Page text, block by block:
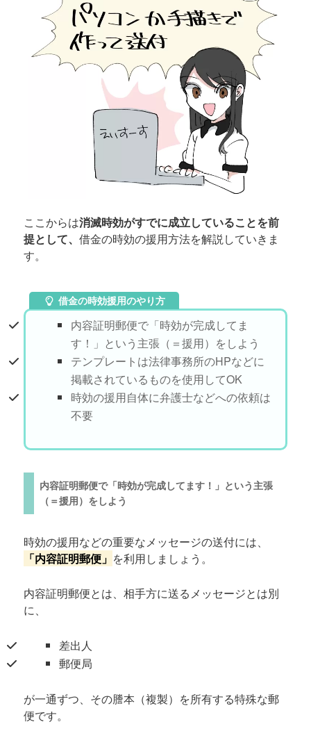
ここからは消滅時効がすでに成立していることを前
提として、借金の時効の援用方法を解説していきま
す。
借金の時効援用のやり方
内容証明郵便で「時効が完成してま
す！」という主張（＝援用）をしよう
テンプレートは法律事務所のHPなどに
掲載されているものを使用してOK
時効の援用自体に弁護士などへの依頼は
不要
内容証明郵便で「時効が完成してます！」という主張
（＝援用）をしよう
時効の援用などの重要なメッセージの送付には、
「内容証明郵便」 を利用しましょう。
内容証明郵便とは、相手方に送るメッセージとは別
に、
差出人
郵便局
が一通ずつ、その謄本（複製）を所有する特殊な郵
便です。